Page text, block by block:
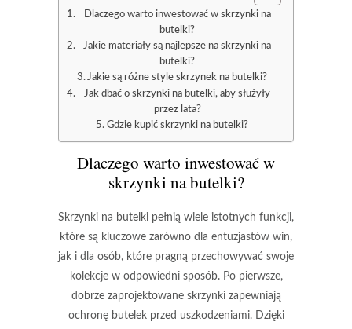
Dlaczego warto inwestować w skrzynki na
butelki?
Jakie materiały są najlepsze na skrzynki na
butelki?
Jakie są różne style skrzynek na butelki?
Jak dbać o skrzynki na butelki, aby służyły
przez lata?
Gdzie kupić skrzynki na butelki?
Dlaczego warto inwestować w
skrzynki na butelki?
Skrzynki na butelki pełnią wiele istotnych funkcji,
które są kluczowe zarówno dla entuzjastów win,
jak i dla osób, które pragną przechowywać swoje
kolekcje w odpowiedni sposób. Po pierwsze,
dobrze zaprojektowane skrzynki zapewniają
ochronę butelekprzed uszkodzeniami. Dzięki